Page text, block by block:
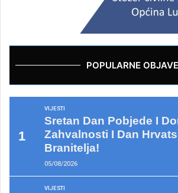
POPULARNE OBJAVE
VIJESTI
Sretan Dan Pobjede I
Zahvalnosti I Dan
Branitelja!
05/08/2026
VIJESTI